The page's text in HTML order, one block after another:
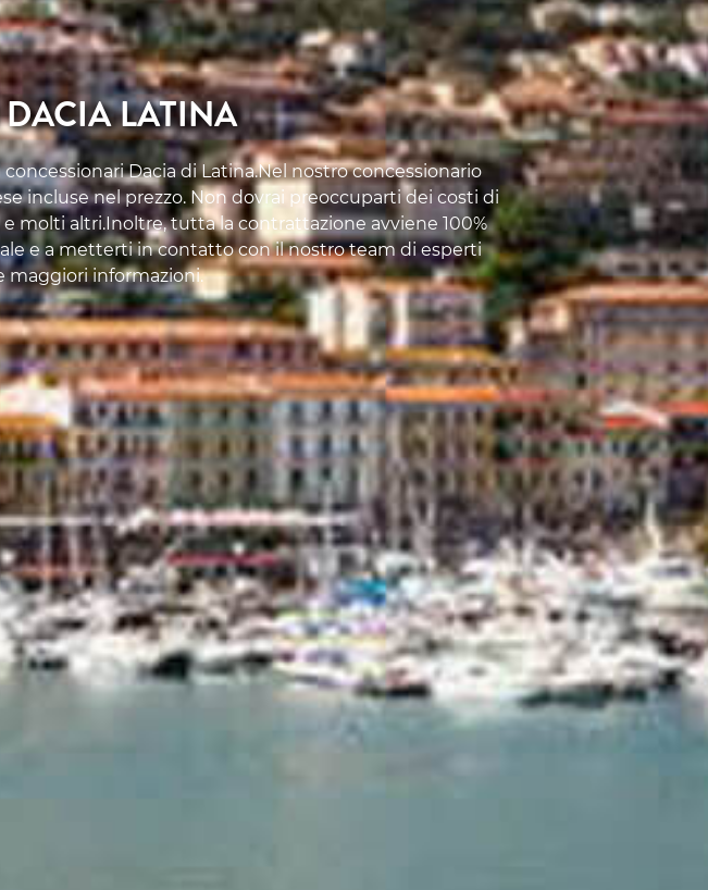
LATINA
Dacia di Latina.Nel nostro concessionario
incluse nel prezzo. Non dovrai preoccuparti dei costi di
molti altri.Inoltre, tutta la contrattazione avviene 100%
e a metterti in contatto con il nostro team di esperti
maggiori informazioni.